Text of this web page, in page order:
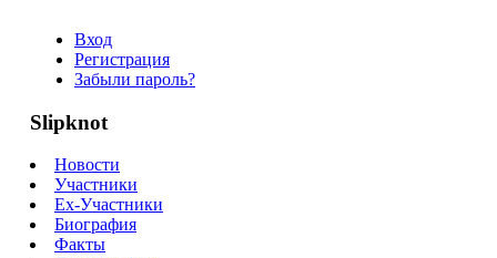
Вход
Регистрация
Забыли пароль?
Slipknot
Новости
Участники
Ex-Участники
Биография
Факты